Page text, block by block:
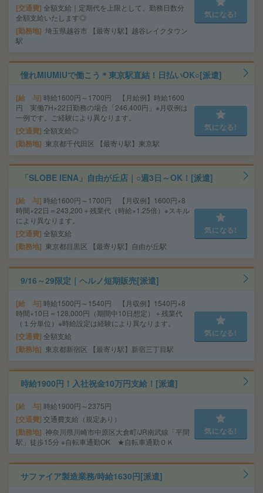
交通費 全額支給｜定期代を上限として、勤務日数分
全額支給いたします◎
勤務地 埼玉県越谷市 【最寄り駅】越谷レイクタウン
駅
気になる!
憧れMIUMIUで働こう＊東京駅直結！日払いOK○[派遣]
給 与 時給1600円～1700円 【月給例】時給1600
円 実働7H×22日勤務の場合「246,400円」※月収例は
一例です。ご経験により異なります。
交通費 全額支給◎
勤務地 東京都千代田区 【最寄り駅】東京駅
気になる!
「SLOBE IENA」自由が丘店｜○週3日～OK！[派遣]
給 与 時給1600円～1700円 【月収例】1600円×8
時間×22日＝243,200＋残業代（時給×1.25倍）※スキル
により異なります。
交通費 全額支給
勤務地 東京都目黒区 【最寄り駅】自由が丘駅
気になる!
9/16～29限定｜ヘルノ短期販売[派遣]
給 与 時給1500円～1540円 【月収例】1540円×8
時間×10日＝128,000円（期間中10日想定）＋残業代
（１分単位）※時給設定は経験により異なります。
交通費 全額支給
勤務地 東京都新宿区 【最寄り駅】新宿三丁目駅
気になる!
時給1900円！入社祝金10万円支給！[派遣]
給 与 時給1900円～2375円
交通費 交通費支給（規定あり）
勤務地 神奈川県川崎市中原区大倉町/JR南武線「平間
駅」徒歩15分 ※自転車通勤OK ★自転車通勤ＯＫ
気になる!
サファイア製造業務/時給1630円[派遣]